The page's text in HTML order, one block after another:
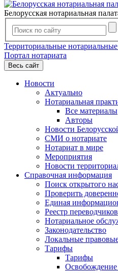
Белорусская нотариальная
Территориальные
Портал нотариата
Весь сайт
Новости
Актуально
Нотариальная
Все материалы
Авторы
Новости
СМИ о нотариате
Нотариат в мире
Мероприятия
Новости
Справочная информация
Поиск открытого
Проверить
Единая
Реестр переводчиков
Нотариальное
Законодательство
Локальные
Тарифы
Тарифы
Освобождение